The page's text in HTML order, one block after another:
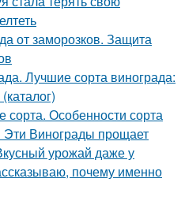
от заморозков. Защита
Лучшие сорта винограда:
сорта. Особенности сорта
Эти Винограды прощает
урожай даже у
почему именно